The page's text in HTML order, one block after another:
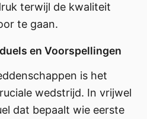
terwijl de kwaliteit
te gaan.
en Voorspellingen
is het
wedstrijd. In vrijwel
dat bepaalt wie eerste